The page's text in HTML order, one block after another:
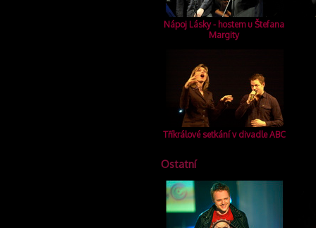
Nápoj Lásky - hostem u Štefana
Margity
Tříkrálové setkání v divadle ABC
Ostatní